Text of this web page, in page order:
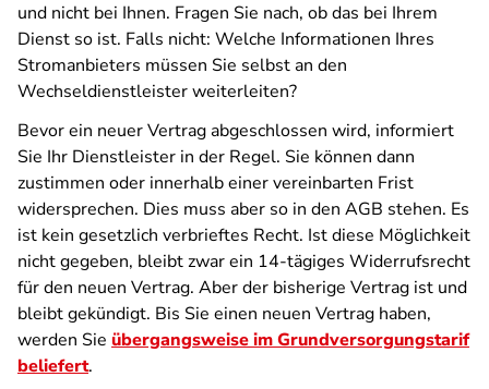
und nicht bei Ihnen. Fragen Sie nach, ob das bei Ihrem
Dienst so ist. Falls nicht: Welche Informationen Ihres
Stromanbieters müssen Sie selbst an den
Wechseldienstleister weiterleiten?
Bevor ein neuer Vertrag abgeschlossen wird, informiert
Sie Ihr Dienstleister in der Regel. Sie können dann
zustimmen oder innerhalb einer vereinbarten Frist
widersprechen. Dies muss aber so in den AGB stehen. Es
ist kein gesetzlich verbrieftes Recht. Ist diese Möglichkeit
nicht gegeben, bleibt zwar ein 14-tägiges Widerrufsrecht
für den neuen Vertrag. Aber der bisherige Vertrag ist und
bleibt gekündigt. Bis Sie einen neuen Vertrag haben,
werden Sie übergangsweise im Grundversorgungstarif
beliefert.